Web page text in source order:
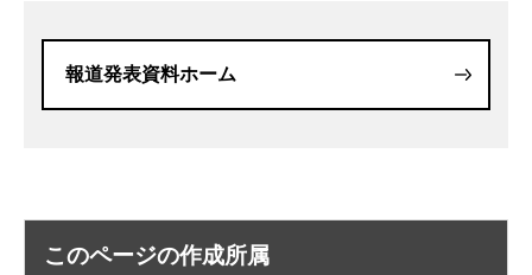
報道発表資料ホーム
このページの作成所属